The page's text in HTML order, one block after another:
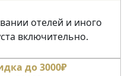
отелей и иного
включительно.